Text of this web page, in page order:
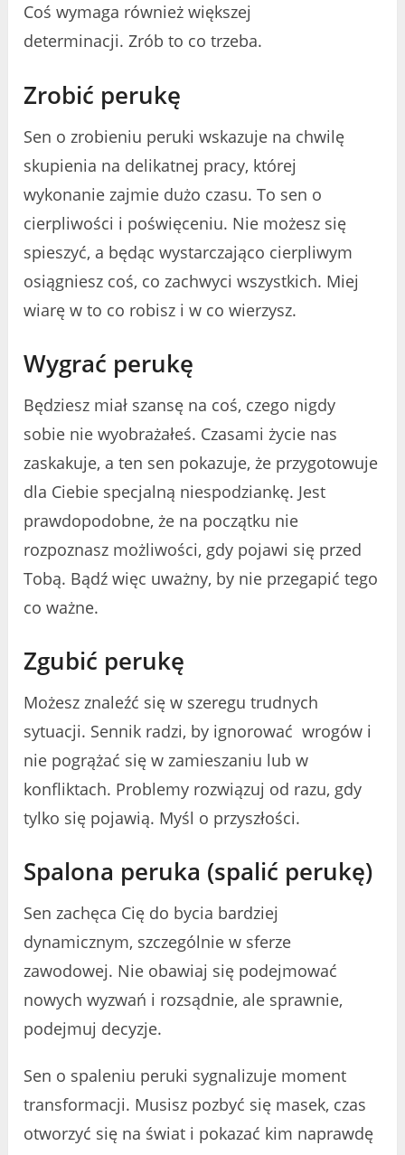
Coś wymaga również większej
determinacji. Zrób to co trzeba.
Zrobić perukę
Sen o zrobieniu peruki wskazuje na chwilę
skupienia na delikatnej pracy, której
wykonanie zajmie dużo czasu. To sen o
cierpliwości i poświęceniu. Nie możesz się
spieszyć, a będąc wystarczająco cierpliwym
osiągniesz coś, co zachwyci wszystkich. Miej
wiarę w to co robisz i w co wierzysz.
Wygrać perukę
Będziesz miał szansę na coś, czego nigdy
sobie nie wyobrażałeś. Czasami życie nas
zaskakuje, a ten sen pokazuje, że przygotowuje
dla Ciebie specjalną niespodziankę. Jest
prawdopodobne, że na początku nie
rozpoznasz możliwości, gdy pojawi się przed
Tobą. Bądź więc uważny, by nie przegapić tego
co ważne.
Zgubić perukę
Możesz znaleźć się w szeregu trudnych
sytuacji. Sennik radzi, by ignorować wrogów i
nie pogrążać się w zamieszaniu lub w
konfliktach. Problemy rozwiązuj od razu, gdy
tylko się pojawią. Myśl o przyszłości.
Spalona peruka (spalić perukę)
Sen zachęca Cię do bycia bardziej
dynamicznym, szczególnie w sferze
zawodowej. Nie obawiaj się podejmować
nowych wyzwań i rozsądnie, ale sprawnie,
podejmuj decyzje.
Sen o spaleniu peruki sygnalizuje moment
transformacji. Musisz pozbyć się masek, czas
otworzyć się na świat i pokazać kim naprawdę